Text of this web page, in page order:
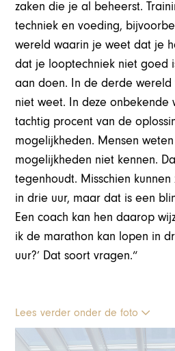
zaken die je al beheerst.
techniek en voeding,
wereld waarin je weet dat je
dat je looptechniek niet goed
aan doen. In de derde
niet weet. In deze onbekende
tachtig procent van de
mogelijkheden. Mensen
mogelijkheden niet kennen.
tegenhoudt. Misschien
in drie uur, maar dat is een
Een coach kan hen daarop
ik de marathon kan lopen in
uur?’ Dat soort vragen.“
Lees verder onder de foto